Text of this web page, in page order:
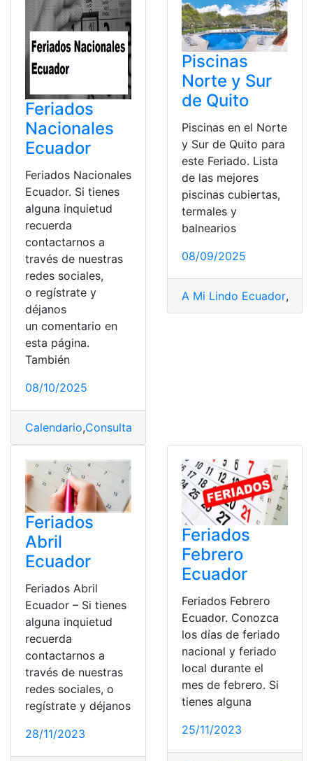
Feriados
Nacionales
Ecuador
Feriados Nacionales
Ecuador. Si tienes
alguna inquietud
recuerda
contactarnos a
través de nuestras
redes sociales,
o regístrate y
déjanos
un comentario en
esta página.
También
08/10/2025
Calendario,Consulta
Piscinas
Norte y Sur
de Quito
Piscinas en el Norte
y Sur de Quito para
este Feriado. Lista
de las mejores
piscinas cubiertas,
termales y
balnearios
08/09/2025
A Mi Lindo Ecuador,
Feriados
Abril
Ecuador
Feriados Abril
Ecuador – Si tienes
alguna inquietud
recuerda
contactarnos a
través de nuestras
redes sociales, o
regístrate y déjanos
28/11/2023
Feriados
Febrero
Ecuador
Feriados Febrero
Ecuador. Conozca
los días de feriado
nacional y feriado
local durante el
mes de febrero. Si
tienes alguna
25/11/2023